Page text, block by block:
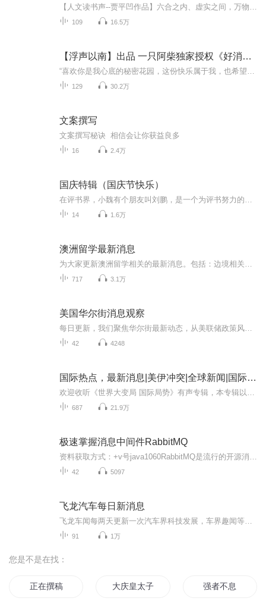
109 16.5万
【浮声以南】出品 一只阿柴独家授权《好消息坏消息》
129 30.2万
文案撰写
文案撰写秘诀 相信会让你获益良多
16 2.4万
国庆特辑（国庆节快乐）
14 1.6万
澳洲留学最新消息
717 3.1万
美国华尔街消息观察
42 4248
国际热点，最新消息|美伊冲突|全球新闻|国际局势
687 21.9万
极速掌握消息中间件RabbitMQ
42 5097
飞龙汽车每日新消息
91 1万
您是不是在找：
正在撰稿 大庆皇太子 强者不息